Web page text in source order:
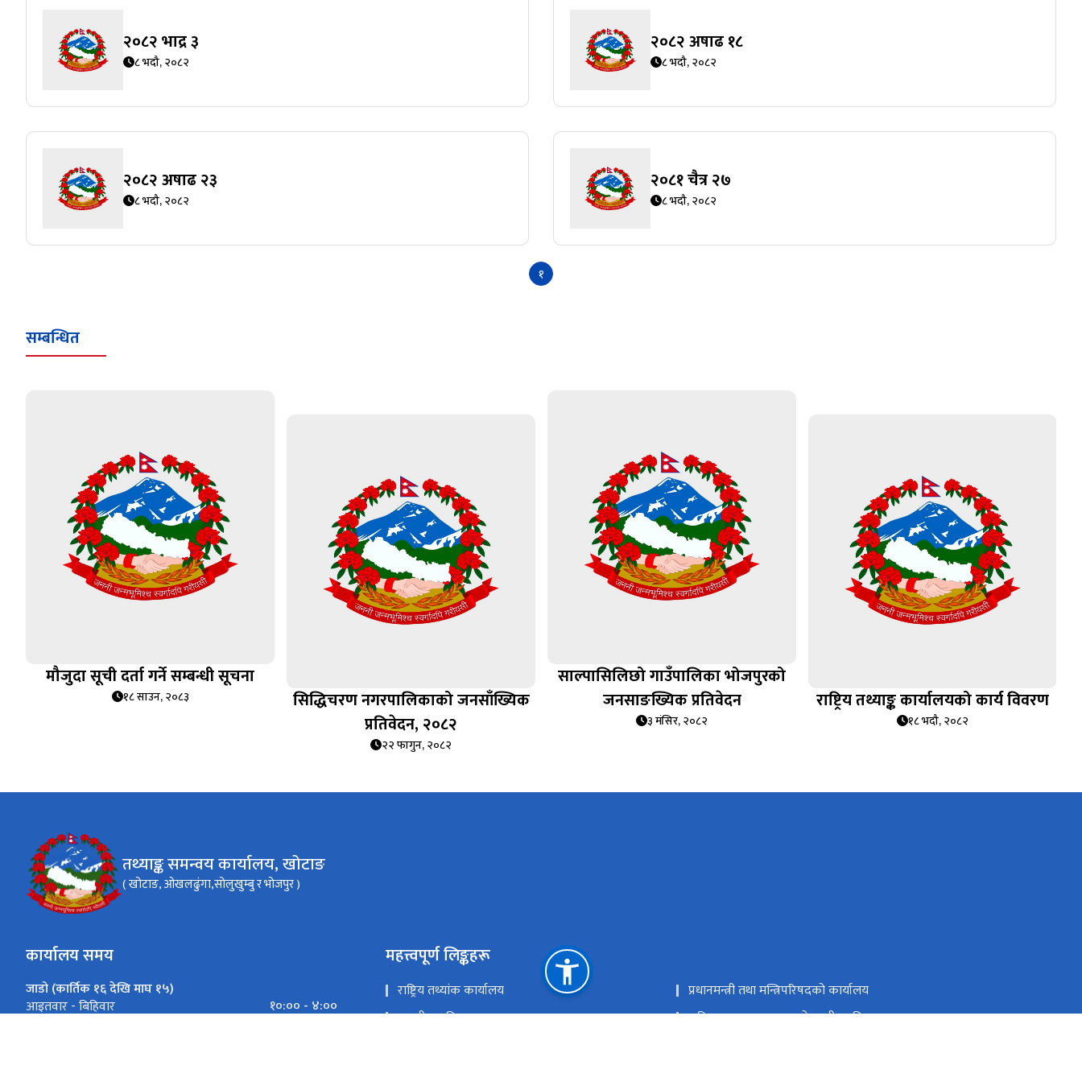
२०८२ भाद्र ३
८ भदौ, २०८२
२०८२ अषाढ १८
८ भदौ, २०८२
२०८२ अषाढ २३
८ भदौ, २०८२
२०८१ चैत्र २७
८ भदौ, २०८२
१
सम्बन्धित
मौजुदा सूची दर्ता गर्ने सम्बन्धी सूचना
१८ साउन, २०८३
सिद्धिचरण नगरपालिकाको जनसाँख्यिक
प्रतिवेदन, २०८२
२२ फागुन, २०८२
साल्पासिलिछो गाउँपालिका भोजपुरको
जनसाङख्यिक प्रतिवेदन
३ मंसिर, २०८२
राष्ट्रिय तथ्याङ्क कार्यालयको कार्य विवरण
१८ भदौ, २०८२
तथ्याङ्क समन्वय कार्यालय, खोटाङ
( खोटाङ, ओखलढुंगा,सोलुखुम्बु र भोजपुर )
कार्यालय समय
जाडो (कार्तिक १६ देखि माघ १५)
आइतवार - बिहिवार
१०:०० - ४:००
महत्त्वपूर्ण लिङ्कहरू
राष्ट्रिय तथ्यांक कार्यालय
प्रधानमन्त्री तथा मन्त्रिपरिषदको कार्यालय
सङ्‍घीय मामिला तथा सामान्य प्रशासन मन्त्रालय
राष्ट्रिय जनगणना २०७८ को अन्तीम नतिजा